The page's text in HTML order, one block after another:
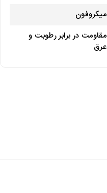
میکروفون
مقاومت در برابر رطوبت و
عرق